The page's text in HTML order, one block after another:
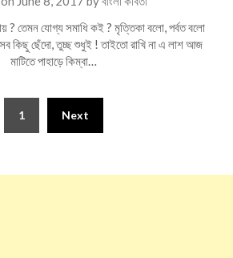
? তেমন যোগ্য সমাধি কই ? মৃত্তিকা বলো, পর্বত বলো
কিছু ছেঁদো, তুচ্ছ শুধুই ! তাইতো রাখি না এ লাশ আজ
মাটিতে পাহাড়ে কিম্বা…
1 Next